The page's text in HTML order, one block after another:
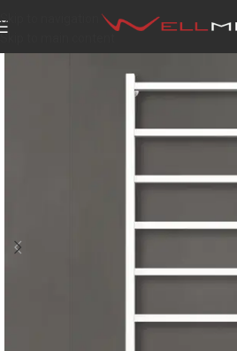
Skip to navigation